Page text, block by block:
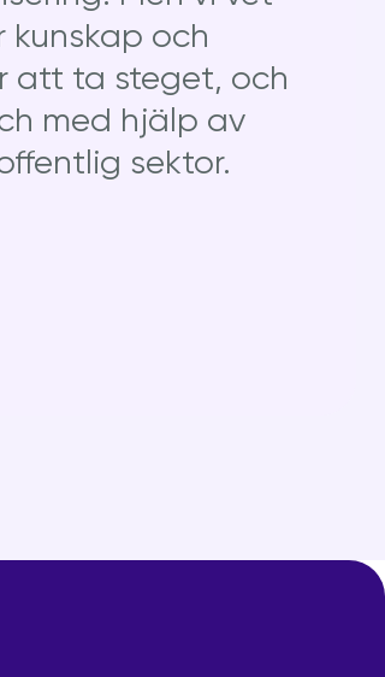
och
att ta steget, och
med hjälp av
sektor.